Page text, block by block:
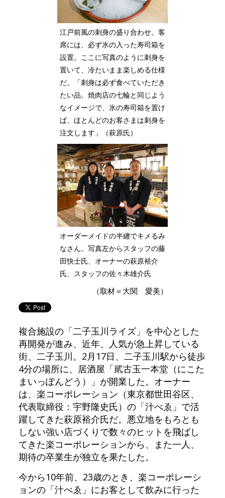
江戸前風の刺身の盛り合わせ。客
席には、必ず氷の入った寿司箱を
設置。ここに写真のように刺身を
置いて、冷たいまま楽しめる仕様
だ。「刺身は必ず食べていただき
たい品。焼肉店の七輪と同じよう
なイメージで、氷の寿司箱を置け
ば、ほとんどのお客さまは刺身を
注文します」（萩原氏）
オーダーメイドの半纏でキメるみ
なさん。写真左からスタッフの藤
田快士氏、オーナーの萩原裕介
氏、スタッフの佐々木雄介氏
（取材＝大関 愛美）
複合施設の「二子玉川ライズ」を中心とした
再開発が進み、近年、人気が急上昇している
街、二子玉川。2月17日、二子玉川駅から徒歩
4分の場所に、居酒屋「貮古玉一本堂（にこた
まいっぽんどう）」が開業した。オーナー
は、楽コーポレーション（東京都世田谷区、
代表取締役：宇野隆史氏）の「汁べゑ」で活
躍してきた萩原裕介氏だ。悪立地をもろとも
しない強い店づくりで数々のヒットを飛ばし
てきた楽コーポレーションから、また一人、
期待の卒業生が独立を果たした。
今から10年前、23歳のとき、楽コーポレーシ
ョンの「汁べゑ」にお客として飲みに行った